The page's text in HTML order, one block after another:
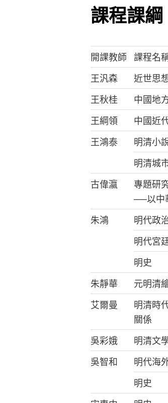
課程課綱
開課教師 課程名
王汎森
近世思
王秋桂
中國地
王綱領
中國近
王鴻泰
明清小
明清城
古偉瀛
專題研
──以中
朱鴻 明代政
明代宮
明史
朱靜華
元明清
艾爾曼
明清時
關係
吳彩娥 明清文
吳智和
明代海
明史